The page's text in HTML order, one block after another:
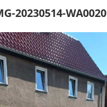
20230514-WA0020